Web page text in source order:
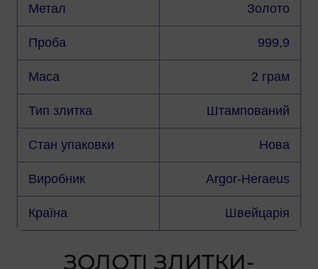
Метал Золото
Проба 999,9
Маса 2 грам
Тип злитка Штампований
Стан упаковки Нова
Виробник Argor-Heraeus
Країна Швейцарія
ЗОЛОТІ ЗЛИТКИ-